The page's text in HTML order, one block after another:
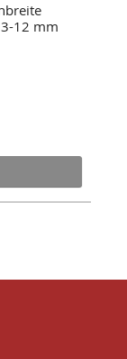
12 mm